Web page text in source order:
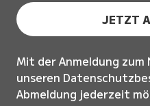
JETZT
Mit der Anmeldung
unseren
Abmeldung jederzeit